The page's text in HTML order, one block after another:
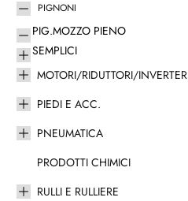
PIGNONI
PIG.MOZZO PIENO
SEMPLICI
MOTORI/RIDUTTORI/INVERTER
PIEDI E ACC.
PNEUMATICA
PRODOTTI CHIMICI
RULLI E RULLIERE